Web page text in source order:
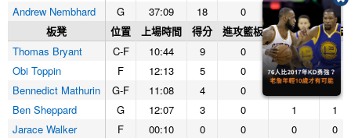
Andrew Nembhard
G 37:09 18 0 3
3
板凳
位置 上場時間 得分 進攻籃板 防守籃板
籃板
Thomas Bryant
C-F 10:44 9 0 3
3
Obi Toppin
F 12:13 5 0 3
3
Bennedict Mathurin
G-F 11:08 4 0
Ben Sheppard
G 12:07 3 0 1
1
Jarace Walker
F 00:10 0 0 0
0